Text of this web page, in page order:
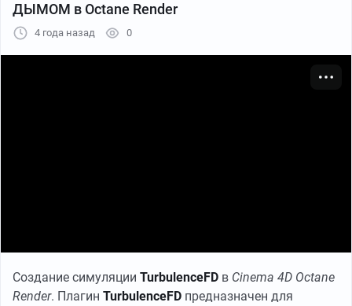
ДЫМОМ в Octane Render
4 года назад 0
Создание симуляции TurbulenceFD в Cinema 4D Octane
Render. Плагин TurbulenceFD предназначен для